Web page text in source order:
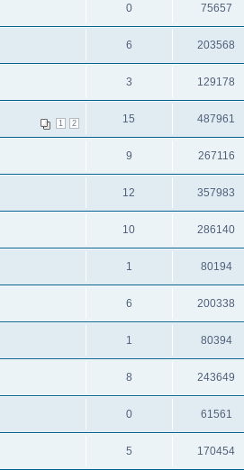
0 75657
6 203568
3 129178
1 2 15 487961
9 267116
12 357983
10 286140
1 80194
6 200338
1 80394
8 243649
0 61561
5 170454